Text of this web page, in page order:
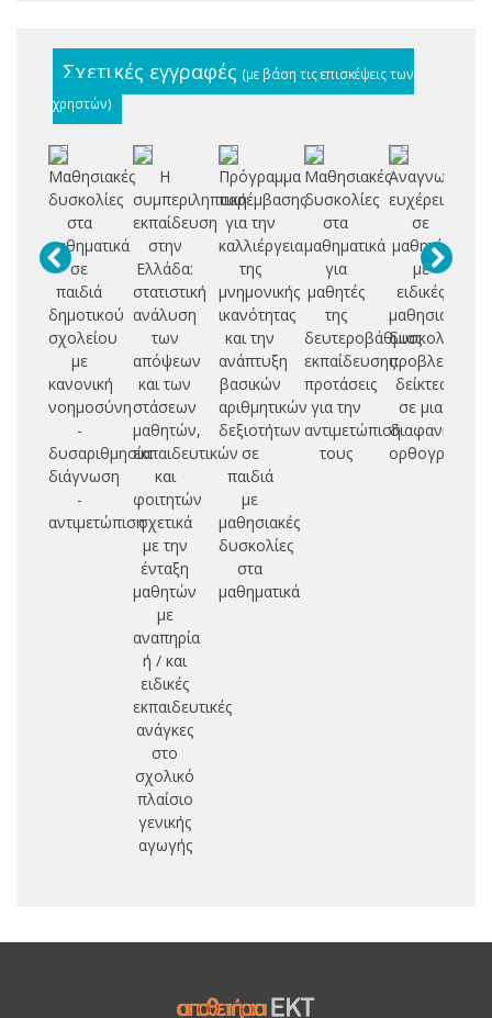
Σχετικές εγγραφές (με βάση τις επισκέψεις των
χρηστών)
Μαθησιακές
δυσκολίες
στα
μαθηματικά
σε
παιδιά
δημοτικού
σχολείου
με
κανονική
νοημοσύνη
-
δυσαριθμησία:
διάγνωση
-
αντιμετώπιση
Η
συμπεριληπτική
εκπαίδευση
στην
Ελλάδα:
στατιστική
ανάλυση
των
απόψεων
και των
στάσεων
μαθητών,
εκπαιδευτικών
και
φοιτητών
σχετικά
με την
ένταξη
μαθητών
με
αναπηρία
ή / και
ειδικές
εκπαιδευτικές
ανάγκες
στο
σχολικό
πλαίσιο
γενικής
αγωγής
Πρόγραμμα
παρέμβασης
για την
καλλιέργεια
της
μνημονικής
ικανότητας
και την
ανάπτυξη
βασικών
αριθμητικών
δεξιοτήτων
σε
παιδιά
με
μαθησιακές
δυσκολίες
στα
μαθηματικά
Μαθησιακές
δυσκολίες
στα
μαθηματικά
για
μαθητές
της
δευτεροβάθμιας
εκπαίδευσης:
προτάσεις
για την
αντιμετώπισή
τους
Αναγνωστική
ευχέρεια
σε
μαθητές
με
ειδικές
μαθησιακές
δυσκολίες:
προβλεπτικοί
δείκτες
σε μια
διαφανή
ορθογραφία